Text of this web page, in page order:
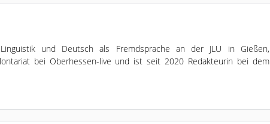
und Deutsch als Fremdsprache an der JLU in Gießen,
bei Oberhessen-live und ist seit 2020 Redakteurin bei dem